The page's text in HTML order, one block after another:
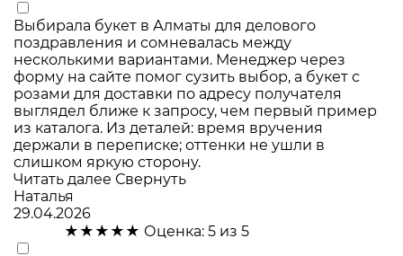
Выбирала букет в Алматы для делового
поздравления и сомневалась между
несколькими вариантами. Менеджер через
форму на сайте помог сузить выбор, а букет с
розами для доставки по адресу получателя
выглядел ближе к запросу, чем первый пример
из каталога. Из деталей: время вручения
держали в переписке; оттенки не ушли в
слишком яркую сторону.
Читать далее Свернуть
Наталья
29.04.2026
★★★★★ Оценка: 5 из 5